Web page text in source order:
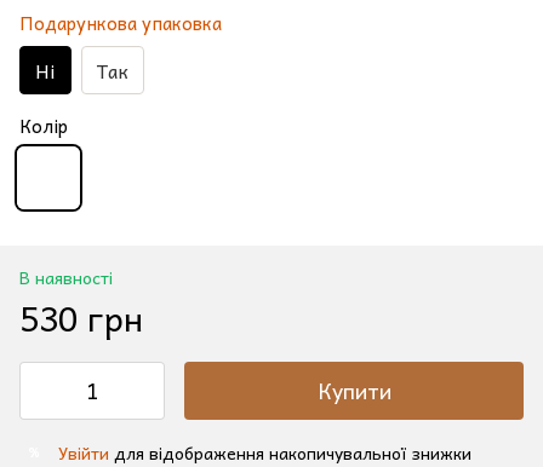
Подарункова упаковка
Ні Так
Колір
В наявності
530 грн
Купити
Увійти для відображення накопичувальної знижки